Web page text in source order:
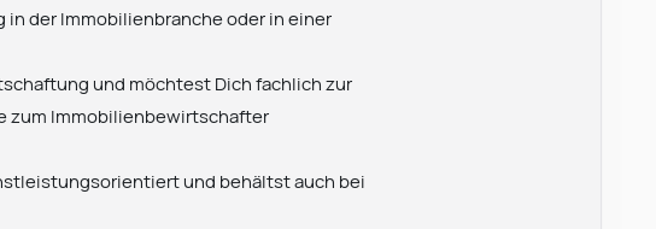
der Immobilienbranche oder in einer
und möchtest Dich fachlich zur
zum Immobilienbewirtschafter
und behältst auch bei